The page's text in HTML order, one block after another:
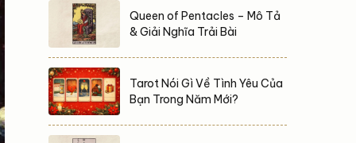
Queen of Pentacles – Mô Tả
& Giải Nghĩa Trải Bài
Tarot Nói Gì Về Tình Yêu Của
Bạn Trong Năm Mới?